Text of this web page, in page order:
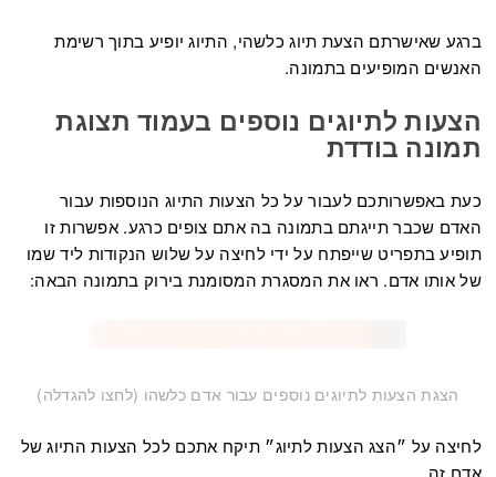
ברגע שאישרתם הצעת תיוג כלשהי, התיוג יופיע בתוך רשימת
האנשים המופיעים בתמונה.
הצעות לתיוגים נוספים בעמוד תצוגת
תמונה בודדת
כעת באפשרותכם לעבור על כל הצעות התיוג הנוספות עבור
האדם שכבר תייגתם בתמונה בה אתם צופים כרגע. אפשרות זו
תופיע בתפריט שייפתח על ידי לחיצה על שלוש הנקודות ליד שמו
של אותו אדם. ראו את המסגרת המסומנת בירוק בתמונה הבאה:
הצגת הצעות לתיוגים נוספים עבור אדם כלשהו (לחצו להגדלה)
לחיצה על ״הצג הצעות לתיוג״ תיקח אתכם לכל הצעות התיוג של